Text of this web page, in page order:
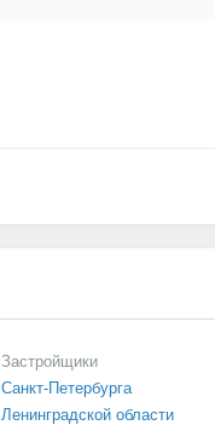
Застройщики
Санкт-Петербурга
Ленинградской области